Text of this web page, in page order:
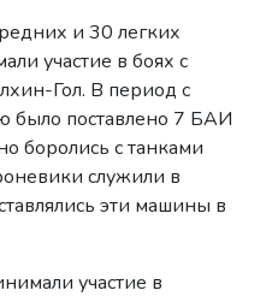
и 30 легких
участие в боях с
Гол. В период с
было поставлено 7 БАИ
боролись с танками
служили в
эти машины в
участие в